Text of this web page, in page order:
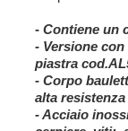
- Contiene un
- Versione
piastra
- Corpo
alta
- Acciaio